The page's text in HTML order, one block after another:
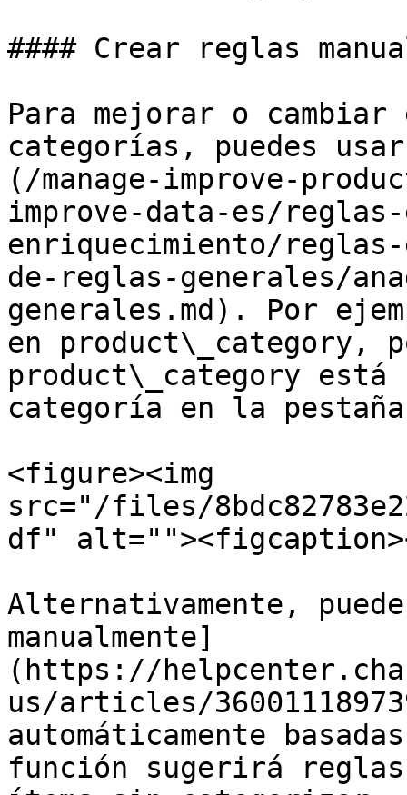
#### Crear reglas
Para mejorar o cambiar
categorías, puedes
(/manage-improve-
improve-data-es/
enriquecimiento/
de-reglas-generales/
generales.md). Por
en product\_category,
product\_category está
categoría en la
<figure><img
src="/files/
df"
Alternativamente,
manualmente]
(https://
us/articles/
automáticamente
función sugerirá reglas